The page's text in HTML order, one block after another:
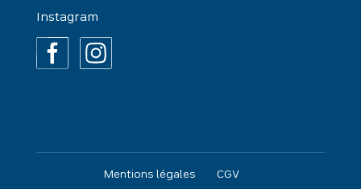
Instagram
Mentions légales
CGV